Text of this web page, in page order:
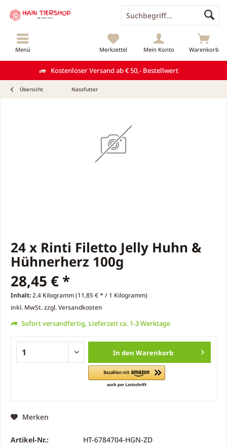
Kostenloser Versand ab € 50,- Bestellwert
Menü Warenkorb
Merkzettel Mein Konto
Übersicht Nassfutter
24 x Rinti Filetto Jelly Huhn &
Hühnerherz 100g
28,45 € *
Inhalt:2.4 Kilogramm (11,85 € * / 1 Kilogramm)
inkl. MwSt.zzgl. Versandkosten
Sofort versandfertig, Lieferzeit ca. 1-3 Werktage
In den Warenkorb
Merken
Artikel-Nr.:
HT-6784704-HGN-ZD